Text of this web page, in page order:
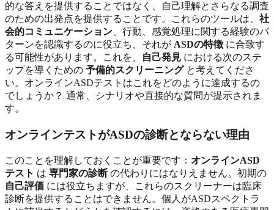
的な答えを提供することではなく、自己理解とさらなる調査
のための出発点を提供することです。これらのツールは、 社
会的コミュニケーション 、行動、感覚処理に関する経験のパ
ターンを認識するのに役立ち、それが ASDの特徴 に合致す
る可能性があります。これを、
自己発見 における次のステ
ップを導くための 予備的スクリーニングと考えてくださ
い。オンラインASDテストはこれをどのように達成するの
でしょうか？ 通常、シナリオや直接的な質問が提示されま
す。
オンラインテストがASDの診断とならない理由
このことを理解しておくことが重要です： オンラインASD
テスト は 専門家の診断の代わりにはなりえません。初期の
自己評価 には役立ちますが、これらのスクリーナーは臨床
診断を提供することはできません。個人がASDスペクトラ